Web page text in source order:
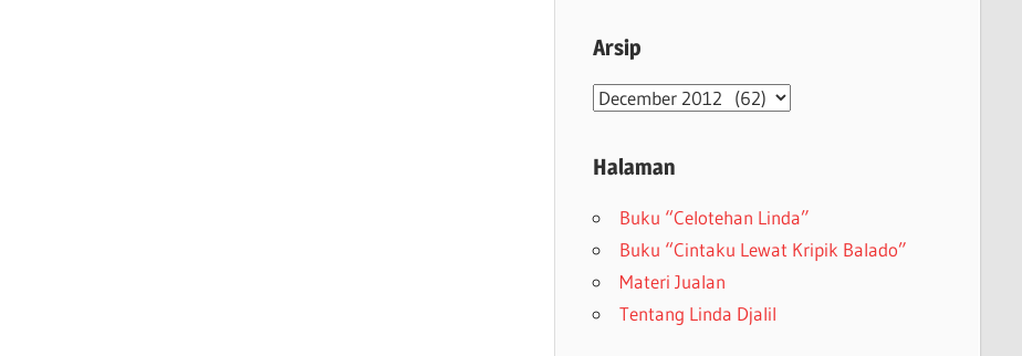
Arsip
Arsip
Halaman
Buku “Celotehan Linda”
Buku “Cintaku Lewat Kripik Balado”
Materi Jualan
Tentang Linda Djalil